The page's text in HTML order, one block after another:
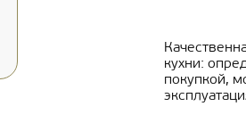
кухни:
покупкой,